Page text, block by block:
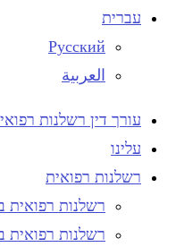
עברית
Русский
العربية
עורך דין רשלנות
עלינו
רשלנות רפואית
רשלנות רפואית
רשלנות רפואית